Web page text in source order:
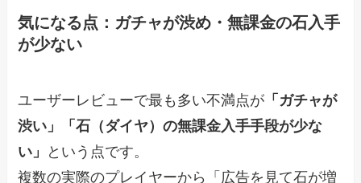
気になる点：ガチャが渋め・無課金の石入手
が少ない
ユーザーレビューで最も多い不満点が 「ガチャが
渋い」「石（ダイヤ）の無課金入手手段が少な
い」
という点です。
複数の実際のプレイヤーから「広告を見て石が増